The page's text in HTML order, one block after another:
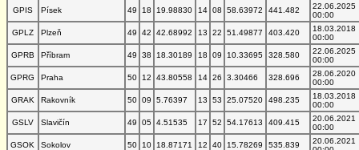
GPIS
Písek 49 18 19.98830 14 08 58.63972 441.482
22.06.2025
00:00
GPLZ
Plzeň 49 42 42.68992 13 22 51.49877 403.420
18.03.2018
00:00
GPRB
Příbram 49 38 18.30189 18 09 10.33695 328.580
22.06.2025
00:00
GPRG
Praha 50 12 43.80558 14 26 3.30466 328.696
28.06.2020
00:00
GRAK
Rakovník 50 09 5.76397 13 53 25.07520 498.235
18.03.2018
00:00
GSLV
Slavičín 49 05 4.51535 17 52 54.17613 409.415
20.06.2021
00:00
GSOK
Sokolov 50 10 18.87171 12 40 15.78269 535.839
20.06.2021